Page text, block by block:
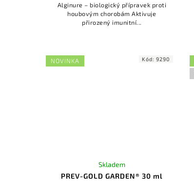
Alginure – biologický přípravek proti
houbovým chorobám Aktivuje
přirozený imunitní...
NOVINKA
PREV-GOLD GARDEN® 30 ml
Skladem
Kód:9290